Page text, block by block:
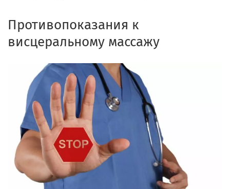
Противопоказания к
висцеральному массажу